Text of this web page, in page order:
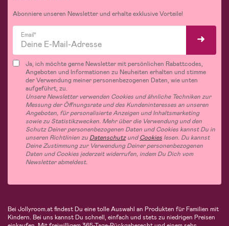
Abonniere unseren Newsletter und erhalte exklusive Vorteile!
Email*
Ja, ich möchte gerne Newsletter mit persönlichen Rabattcodes,
Angeboten und Informationen zu Neuheiten erhalten und stimme
der Verwendung meiner personenbezogenen Daten, wie unten
aufgeführt, zu.
Unsere Newsletter verwenden Cookies und ähnliche Techniken zur
Messung der Öffnungsrate und des Kundeninteresses an unseren
Angeboten, für personalisierte Anzeigen und Inhaltsmarketing
sowie zu Statistikzwecken. Mehr über die Verwendung und den
Schutz Deiner personenbezogenen Daten und Cookies kannst Du in
unseren Richtlinien zu DatenschutzundCookies lesen. Du kannst
Deine Zustimmung zur Verwendung Deiner personenbezogenen
Daten und Cookies jederzeit widerrufen, indem Du Dich vom
Newsletter abmeldest.
Bei Jollyroom.at findest Du eine tolle Auswahl an Produkten für Familien mit
Kindern. Bei uns kannst Du schnell, einfach und stets zu niedrigen Preisen